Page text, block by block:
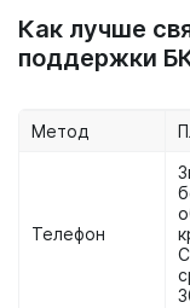
Как лучше
поддержки
Метод
Телефон